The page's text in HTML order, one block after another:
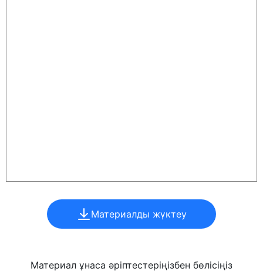
Материалды жүктеу
Материал ұнаса әріптестеріңізбен бөлісіңіз